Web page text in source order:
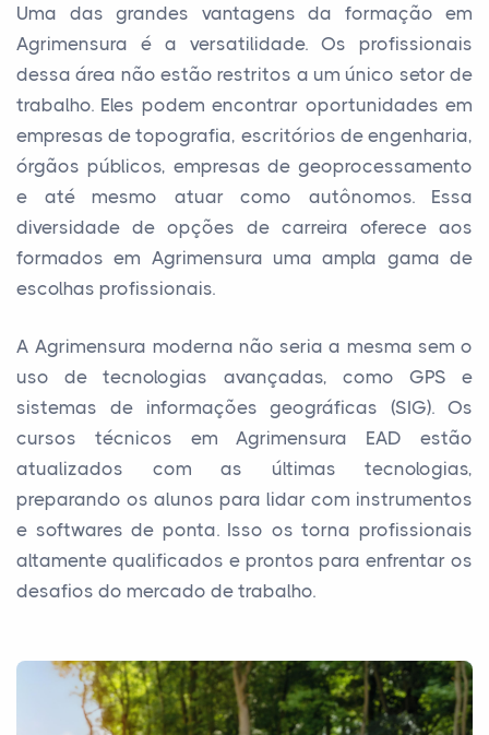
Uma das grandes vantagens da formação em
Agrimensura é a versatilidade. Os profissionais
dessa área não estão restritos a um único setor de
trabalho. Eles podem encontrar oportunidades em
empresas de topografia, escritórios de engenharia,
órgãos públicos, empresas de geoprocessamento
e até mesmo atuar como autônomos. Essa
diversidade de opções de carreira oferece aos
formados em Agrimensura uma ampla gama de
escolhas profissionais.
A Agrimensura moderna não seria a mesma sem o
uso de tecnologias avançadas, como GPS e
sistemas de informações geográficas (SIG). Os
cursos técnicos em Agrimensura EAD estão
atualizados com as últimas tecnologias,
preparando os alunos para lidar com instrumentos
e softwares de ponta. Isso os torna profissionais
altamente qualificados e prontos para enfrentar os
desafios do mercado de trabalho.